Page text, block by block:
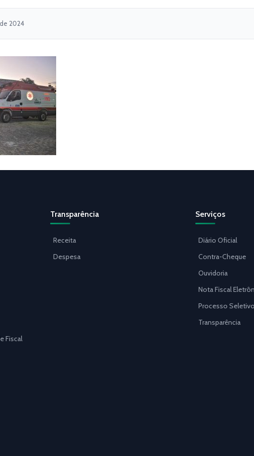
2024
Fiscal
Transparência
Receita
Despesa
Serviços
Diário Oficial
Contra-Cheque
Ouvidoria
Nota Fiscal
Processo Seletivo
Transparência